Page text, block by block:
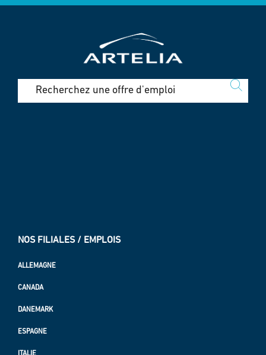
NOS FILIALES / EMPLOIS
ALLEMAGNE
CANADA
DANEMARK
ESPAGNE